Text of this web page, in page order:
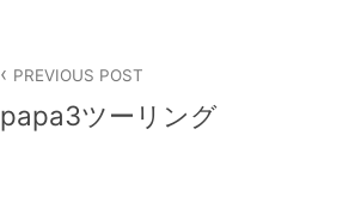
PREVIOUS POST
papa3ツーリング